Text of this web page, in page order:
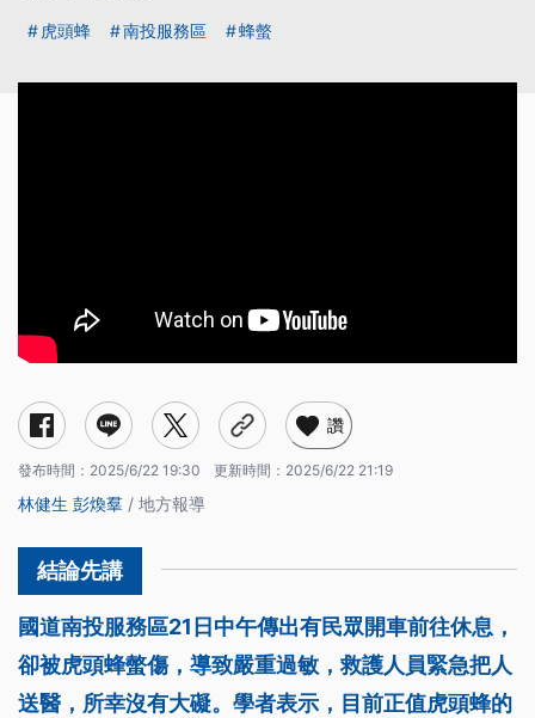
虎頭蜂 南投服務區 蜂螫
讚
發布時間： 2025/6/22 19:30 更新時間： 2025/6/22 21:19
林健生 彭煥羣 / 地方報導
國道南投服務區21日中午傳出有民眾開車前往休息，
卻被虎頭蜂螫傷，導致嚴重過敏，救護人員緊急把人
送醫，所幸沒有大礙。學者表示，目前正值虎頭蜂的